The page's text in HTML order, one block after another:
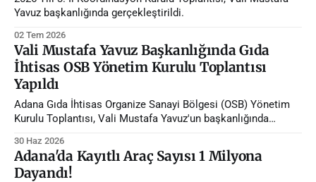
Yavuz başkanlığında gerçekleştirildi.
02 Tem 2026
Vali Mustafa Yavuz Başkanlığında Gıda
İhtisas OSB Yönetim Kurulu Toplantısı
Yapıldı
Adana Gıda İhtisas Organize Sanayi Bölgesi (OSB) Yönetim
Kurulu Toplantısı, Vali Mustafa Yavuz'un başkanlığında
30 Haz 2026
Adana'da Kayıtlı Araç Sayısı 1 Milyona
Dayandı!